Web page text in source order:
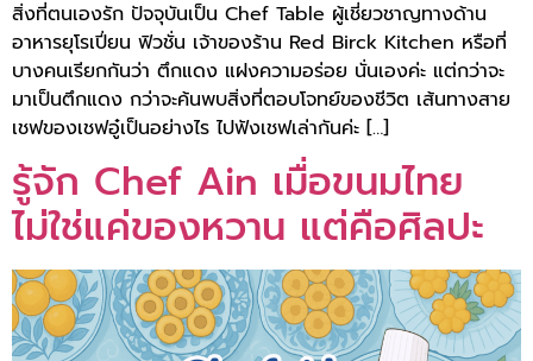
สิ่งที่ตนเองรัก ปัจจุบันเป็น Chef Table ผู้เชี่ยวชาญทางด้าน
อาหารยุโรเปี่ยน ฟิวชั่น เจ้าของร้าน Red Birck Kitchen หรือที่
บางคนเรียกกันว่า ตึกแดง แฝงความอร่อย นั่นเองค่ะ แต่กว่าจะ
มาเป็นตึกแดง กว่าจะค้นพบสิ่งที่ตอบโจทย์ของชีวิต เส้นทางสาย
เชฟของเชฟอู๋เป็นอย่างไร ไปฟังเชฟเล่ากันค่ะ […]
รู้จัก Chef Ain เมื่อขนมไทย
ไม่ใช่แค่ของหวาน แต่คือศิลปะ